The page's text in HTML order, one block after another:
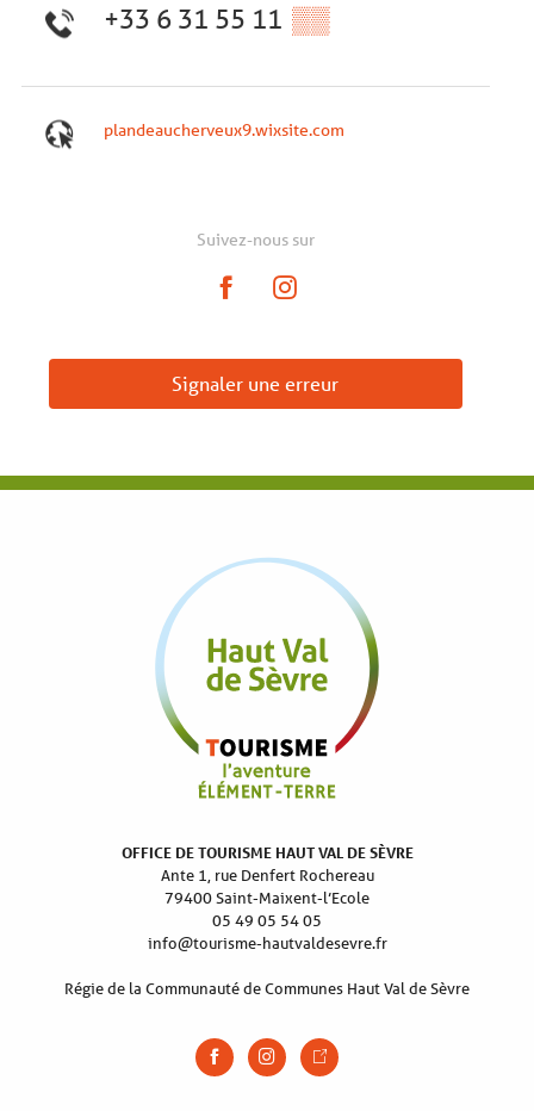
+33 6 31 55 11 ▒▒
plandeaucherveux9.wixsite.com
Suivez-nous sur
Signaler une erreur
OFFICE DE TOURISME HAUT VAL DE SÈVRE
Ante 1, rue Denfert Rochereau
79400 Saint-Maixent-l’Ecole
05 49 05 54 05
info@tourisme-hautvaldesevre.fr
Régie de la Communauté de Communes Haut Val de Sèvre